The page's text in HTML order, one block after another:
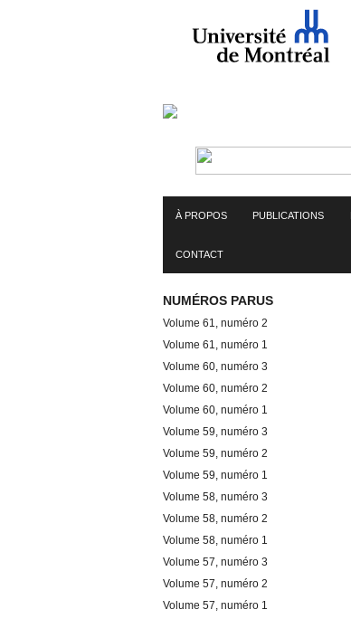
À PROPOS PUBLICATIONS
CONTACT
NUMÉROS PARUS
Volume 61, numéro 2
Volume 61, numéro 1
Volume 60, numéro 3
Volume 60, numéro 2
Volume 60, numéro 1
Volume 59, numéro 3
Volume 59, numéro 2
Volume 59, numéro 1
Volume 58, numéro 3
Volume 58, numéro 2
Volume 58, numéro 1
Volume 57, numéro 3
Volume 57, numéro 2
Volume 57, numéro 1